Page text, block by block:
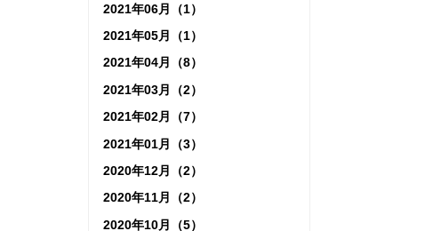
2021年06月（1）
2021年05月（1）
2021年04月（8）
2021年03月（2）
2021年02月（7）
2021年01月（3）
2020年12月（2）
2020年11月（2）
2020年10月（5）